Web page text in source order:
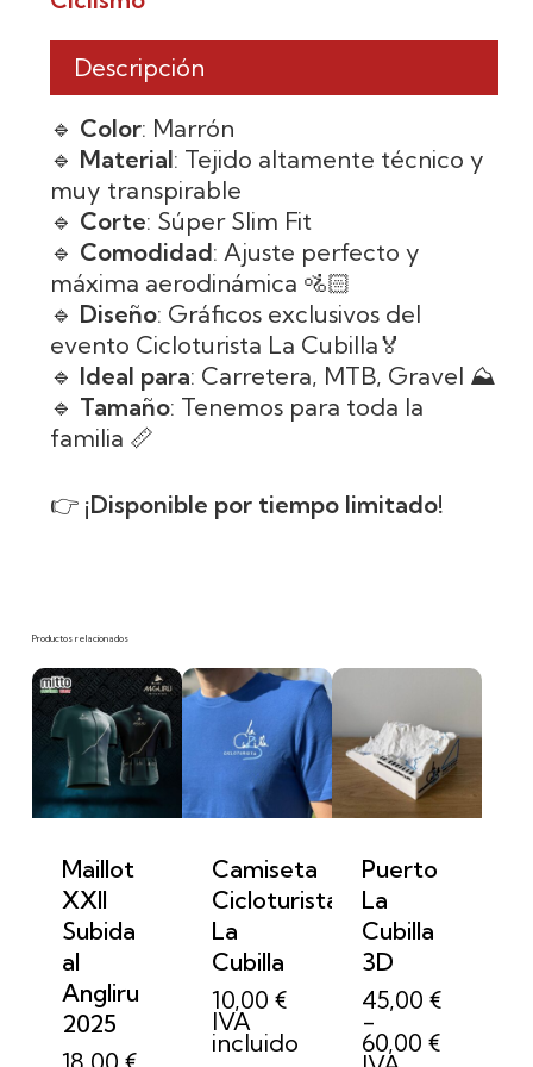
Descripción
🔹 Color: Marrón
🔹 Material: Tejido altamente técnico y
muy transpirable
🔹 Corte: Súper Slim Fit
🔹 Comodidad: Ajuste perfecto y
máxima aerodinámica 🚵🏻
🔹 Diseño: Gráficos exclusivos del
evento Cicloturista La Cubilla🏅
🔹 Ideal para: Carretera, MTB, Gravel ⛰️
🔹 Tamaño: Tenemos para toda la
familia 📏
👉 ¡Disponible por tiempo limitado!
Productos relacionados
Maillot
XXII
Subida
al
Angliru
2025
Camiseta
Cicloturista
La
Cubilla
10,00€
IVA
incluido
Puerto
La
Cubilla
3D
45,00€
-
60,00€